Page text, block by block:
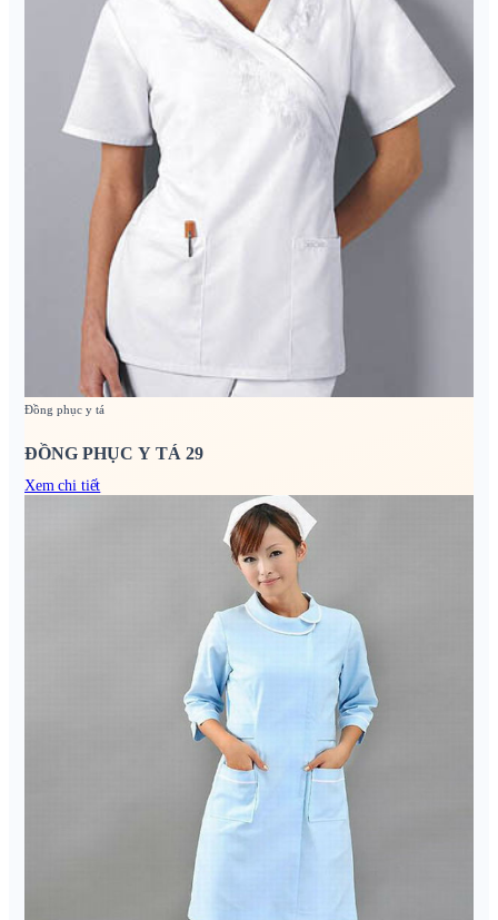
Đồng phục y tá
ĐỒNG PHỤC Y TÁ 29
Xem chi tiết